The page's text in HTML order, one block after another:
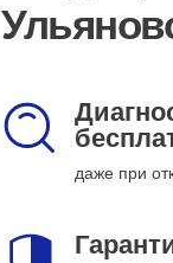
даже при